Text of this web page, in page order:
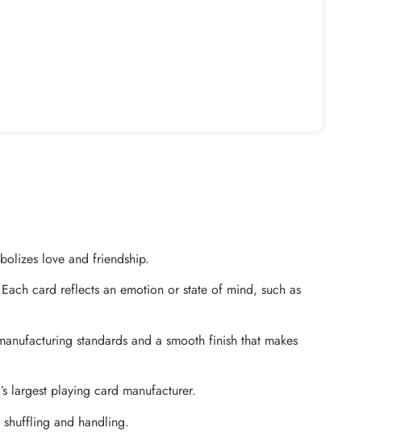
love and friendship.
card reflects an emotion or state of mind, such as
standards and a smooth finish that makes
largest playing card manufacturer.
and handling.